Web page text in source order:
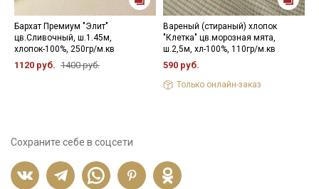
Бархат Премиум "Элит"
цв.Сливочный, ш.1.45м,
хлопок-100%, 250гр/м.кв
1120 руб. 1400 руб.
Вареный (стираный) хлопок
"Клетка" цв.морозная мята,
ш.2,5м, хл-100%, 110гр/м.кв
590 руб.
Только онлайн-заказ
Сохраните себе в соцсети